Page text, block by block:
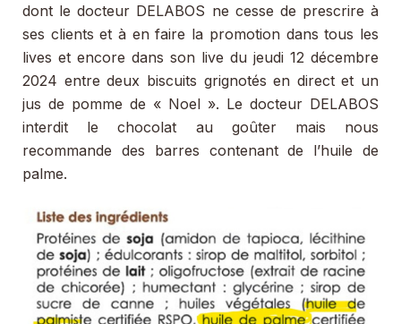
dont le docteur DELABOS ne cesse de prescrire à
ses clients et à en faire la promotion dans tous les
lives et encore dans son live du jeudi 12 décembre
2024 entre deux biscuits grignotés en direct et un
jus de pomme de « Noel ». Le docteur DELABOS
interdit le chocolat au goûter mais nous
recommande des barres contenant de l’huile de
palme.